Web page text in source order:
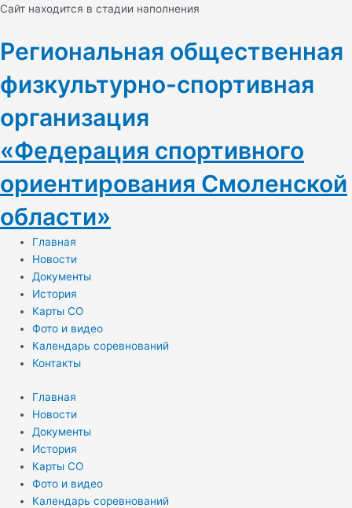
Перейти
содержимому
Cайт находится в стадии наполнения
Региональная общественная
физкультурно-спортивная
организация
«Федерация спортивного
ориентирования Смоленской
области»
Главная
Новости
Документы
История
Карты СО
Фото и видео
Календарь соревнований
Контакты
Главная
Новости
Документы
История
Карты СО
Фото и видео
Календарь соревнований
Навигация
записям